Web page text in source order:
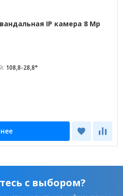
IP камера 8 Mp
108,8-28,8°
с выбором?